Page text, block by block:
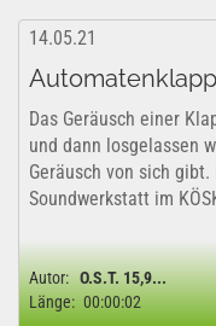
14.05.21
Das Geräusch einer
und dann losgelassen
Geräusch von sich
Soundwerkstatt im
Autor: O.S.T. 15,9...
Länge: 00:00:02